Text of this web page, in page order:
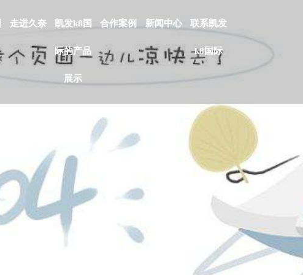
走进久奈 凯发k8国
际的产品
展示
合作案例 新闻中心 联系凯发
k8国际